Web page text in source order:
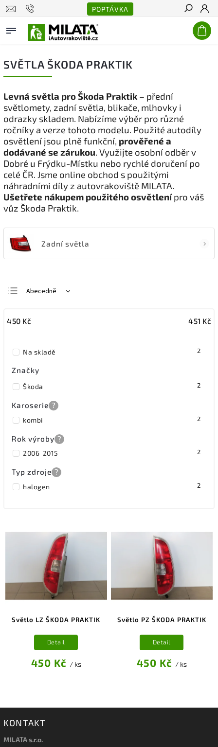
POPTÁVKA
Hledat
SVĚTLA ŠKODA PRAKTIK
Levná světla pro Škoda Praktik – přední
světlomety, zadní světla, blikače, mlhovky i
odrazky skladem. Nabízíme výběr pro různé
ročníky a verze tohoto modelu. Použité autodíly
osvětlení jsou plně funkční, prověřené a
dodávané se zárukou. Využijte osobní odběr v
Dobré u Frýdku-Místku nebo rychlé doručení po
celé ČR. Jsme online obchod s použitými
náhradními díly z autovrakoviště MILATA.
Ušetřete nákupem použitého osvětlenípro váš
vůz Škoda Praktik.
Zadní světla
Abecedně
Nejdražší
450 Kč 451 Kč
Na skladě 2
Značky
Škoda 2
Karoserie ?
kombi 2
Rok výroby ?
2006-2015 2
Typ zdroje ?
halogen 2
Světlo LZ ŠKODA PRAKTIK
450 Kč / ks
Detail
Světlo PZ ŠKODA PRAKTIK
450 Kč / ks
Detail
KONTAKT
MILATA s.r.o.